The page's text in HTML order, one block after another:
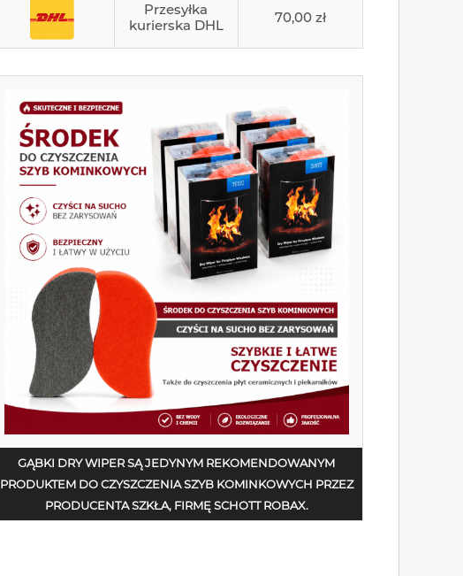
Przesyłka
kurierska DHL
70,00 zł
GĄBKI DRY WIPER SĄ JEDYNYM REKOMENDOWANYM
PRODUKTEM DO CZYSZCZENIA SZYB KOMINKOWYCH PRZEZ
PRODUCENTA SZKŁA, FIRMĘ SCHOTT ROBAX.